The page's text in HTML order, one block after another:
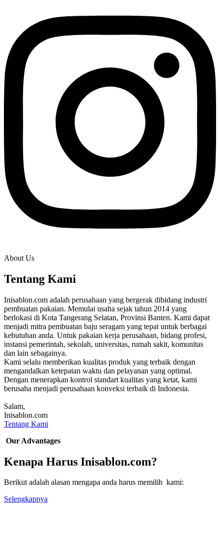
About Us
Tentang Kami
Inisablon.com adalah perusahaan yang bergerak dibidang industri
pembuatan pakaian. Memulai usaha sejak tahun 2014 yang
berlokasi di Kota Tangerang Selatan, Provinsi Banten. Kami dapat
menjadi mitra pembuatan baju seragam yang tepat untuk berbagai
kebutuhan anda. Untuk pakaian kerja perusahaan, bidang profesi,
instansi pemerintah, sekolah, universitas, rumah sakit, komunitas
dan lain sebagainya.
Kami selalu memberikan kualitas produk yang terbaik dengan
mengandalkan ketepatan waktu dan pelayanan yang optimal.
Dengan menerapkan kontrol standart kualitas yang ketat, kami
berusaha menjadi perusahaan konveksi terbaik di Indonesia.
Salam,
Inisablon.com
Tentang Kami
Our Advantages
Kenapa Harus Inisablon.com?
Berikut adalah alasan mengapa anda harus memilih kami:
Selengkapnya